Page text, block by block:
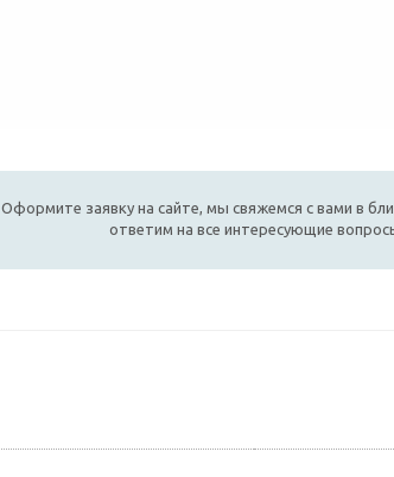
Оформите заявку на сайте, мы свяжемся с вами в
ответим на все интересующие